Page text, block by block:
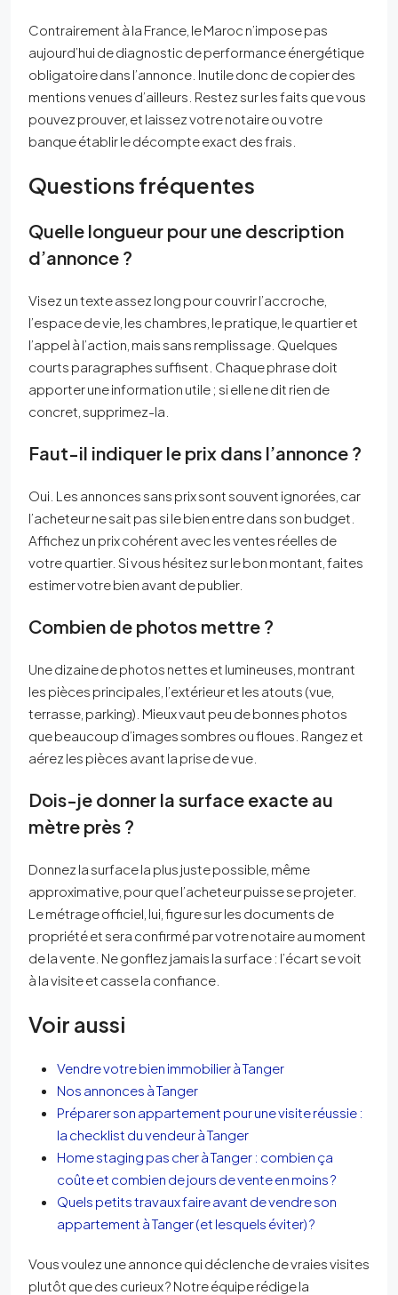
Contrairement à la France, le Maroc n’impose pas
aujourd’hui de diagnostic de performance énergétique
obligatoire dans l’annonce. Inutile donc de copier des
mentions venues d’ailleurs. Restez sur les faits que vous
pouvez prouver, et laissez votre notaire ou votre
banque établir le décompte exact des frais.
Questions fréquentes
Quelle longueur pour une description
d’annonce ?
Visez un texte assez long pour couvrir l’accroche,
l’espace de vie, les chambres, le pratique, le quartier et
l’appel à l’action, mais sans remplissage. Quelques
courts paragraphes suffisent. Chaque phrase doit
apporter une information utile ; si elle ne dit rien de
concret, supprimez-la.
Faut-il indiquer le prix dans l’annonce ?
Oui. Les annonces sans prix sont souvent ignorées, car
l’acheteur ne sait pas si le bien entre dans son budget.
Affichez un prix cohérent avec les ventes réelles de
votre quartier. Si vous hésitez sur le bon montant, faites
estimer votre bien avant de publier.
Combien de photos mettre ?
Une dizaine de photos nettes et lumineuses, montrant
les pièces principales, l’extérieur et les atouts (vue,
terrasse, parking). Mieux vaut peu de bonnes photos
que beaucoup d’images sombres ou floues. Rangez et
aérez les pièces avant la prise de vue.
Dois-je donner la surface exacte au
mètre près ?
Donnez la surface la plus juste possible, même
approximative, pour que l’acheteur puisse se projeter.
Le métrage officiel, lui, figure sur les documents de
propriété et sera confirmé par votre notaire au moment
de la vente. Ne gonflez jamais la surface : l’écart se voit
à la visite et casse la confiance.
Voir aussi
Vendre votre bien immobilier à Tanger
Nos annonces à Tanger
Préparer son appartement pour une visite réussie :
la checklist du vendeur à Tanger
Home staging pas cher à Tanger : combien ça
coûte et combien de jours de vente en moins ?
Quels petits travaux faire avant de vendre son
appartement à Tanger (et lesquels éviter) ?
Vous voulez une annonce qui déclenche de vraies visites
plutôt que des curieux ? Notre équipe rédige la